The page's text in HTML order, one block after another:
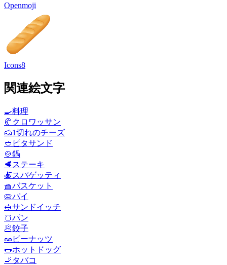
Openmoji
Icons8
関連絵文字
🍳料理
🥐 クロワッサン
🧀1切れのチーズ
🥙 ピタサンド
🍲鍋
🥩 ステーキ
🍝スパゲッティ
🧺バスケット
🥧パイ
🥪サンドイッチ
🍞パン
🥟餃子
🥜 ピーナッツ
🌭ホットドッグ
🚬 タバコ